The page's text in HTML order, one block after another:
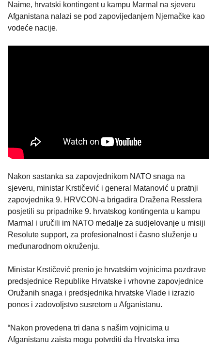
Naime, hrvatski kontingent u kampu Marmal na sjeveru
Afganistana nalazi se pod zapovijedanjem Njemačke kao
vodeće nacije.
Nakon sastanka sa zapovjednikom NATO snaga na
sjeveru, ministar Krstičević i general Matanović u pratnji
zapovjednika 9. HRVCON-a brigadira Dražena Resslera
posjetili su pripadnike 9. hrvatskog kontingenta u kampu
Marmal i uručili im NATO medalje za sudjelovanje u misiji
Resolute support, za profesionalnost i časno služenje u
međunarodnom okruženju.
Ministar Krstičević prenio je hrvatskim vojnicima pozdrave
predsjednice Republike Hrvatske i vrhovne zapovjednice
Oružanih snaga i predsjednika hrvatske Vlade i izrazio
ponos i zadovoljstvo susretom u Afganistanu.
“Nakon provedena tri dana s našim vojnicima u
Afganistanu zaista mogu potvrditi da Hrvatska ima